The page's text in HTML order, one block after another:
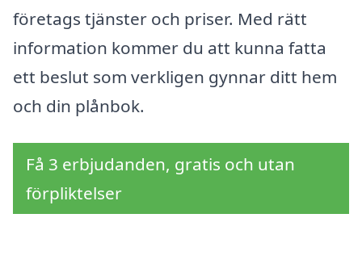
företags tjänster och priser. Med rätt
information kommer du att kunna fatta
ett beslut som verkligen gynnar ditt hem
och din plånbok.
Få 3 erbjudanden, gratis och utan
förpliktelser